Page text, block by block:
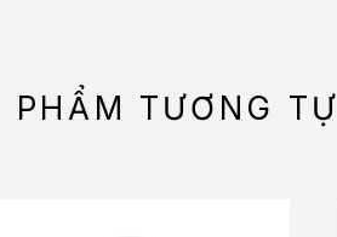
PHẨM TƯƠNG TỰ